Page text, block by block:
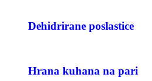
Dehidrirane poslastice
Hrana kuhana na pari